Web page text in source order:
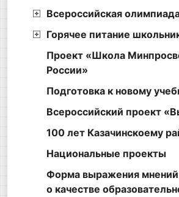
Всероссийская
Горячее питание
Проект «Школа
России»
Подготовка к новому
Всероссийский проект
100 лет Казачинскоему
Национальные проекты
Форма выражения
о качестве